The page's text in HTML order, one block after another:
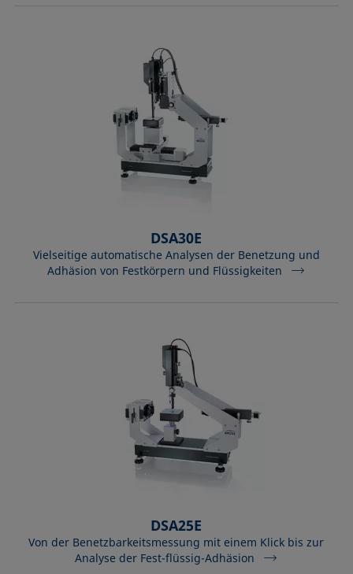
DSA30E
Vielseitige automatische Analysen der Benetzung und
Adhäsion von Festkörpern und Flüssigkeiten
DSA25E
Von der Benetzbarkeitsmessung mit einem Klick bis zur
Analyse der Fest-flüssig-Adhäsion